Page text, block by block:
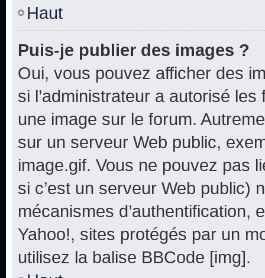
Haut
Puis-je publier des images ?
Oui, vous pouvez afficher des
si l’administrateur a autorisé
une image sur le forum.
sur un serveur Web public,
image.gif. Vous ne pouvez pas
si c’est un serveur Web public)
mécanismes d’authentification,
Yahoo!, sites protégés par un
utilisez la balise BBCode [img].